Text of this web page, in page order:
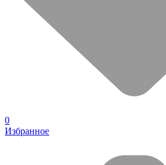
0
Избранное